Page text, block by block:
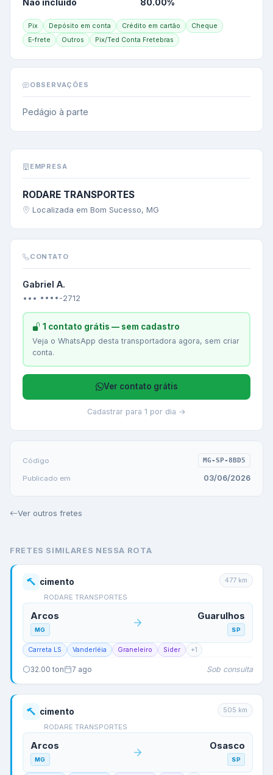
Não incluído 80.00%
Pix Depósito em conta Crédito em cartão
Cheque
E-frete
Outros Pix/Ted Conta Fretebras
OBSERVAÇÕES
Pedágio à parte
EMPRESA
RODARE TRANSPORTES
Localizada em Bom Sucesso, MG
CONTATO
Gabriel A.
••• ••••-2712
1 contato grátis — sem cadastro
Veja o WhatsApp desta transportadora agora, sem criar
conta.
Ver contato grátis
Cadastrar para 1 por dia →
Código MG-SP-8BD5
Publicado em 03/06/2026
Ver outros fretes
FRETES SIMILARES NESSA ROTA
cimento
RODARE TRANSPORTES
477 km
Arcos
MG
Guarulhos
SP
Carreta LS Vanderléia Graneleiro Sider +1
32.00 ton 7 ago Sob consulta
cimento
RODARE TRANSPORTES
505 km
Arcos
MG
Osasco
SP